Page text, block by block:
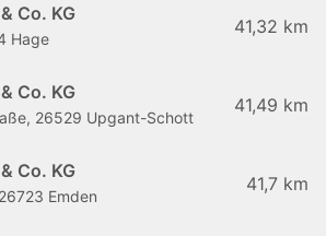
Co. KG
Hage
41,32 km
Co. KG
26529 Upgant-Schott
41,49 km
Co. KG
Emden
41,7 km